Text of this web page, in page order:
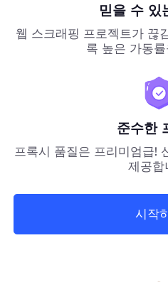
믿을 수 있
웹 스크래핑 프로젝트가 끊
록 높은 가동
준수한
프록시 품질은 프리미엄급!
제공합
시작